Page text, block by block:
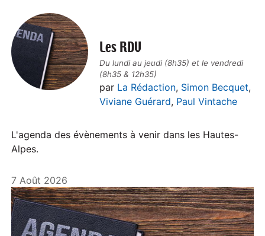
Les RDV
Du lundi au jeudi (8h35) et le vendredi
(8h35 & 12h35)
par La Rédaction, Simon Becquet,
Viviane Guérard, Paul Vintache
L'agenda des évènements à venir dans les Hautes-
Alpes.
7 Août 2026